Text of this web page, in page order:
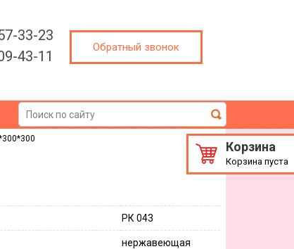
33-23
43-11
Обратный звонок
Корзина
Корзина пуста
РК 043
нержавеющая